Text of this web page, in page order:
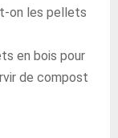
on les pellets
en bois pour
de compost